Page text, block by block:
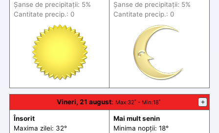
Șanse de precipitații: 5%
Cantitate precip.: 0
Șanse de precipitații: 5%
Cantitate precip.: 0
Vineri, 21 august: Max:32˚ - Min:18˚ +
Însorit
Maxima zilei: 32°
Mai mult senin
Minima nopții: 18°